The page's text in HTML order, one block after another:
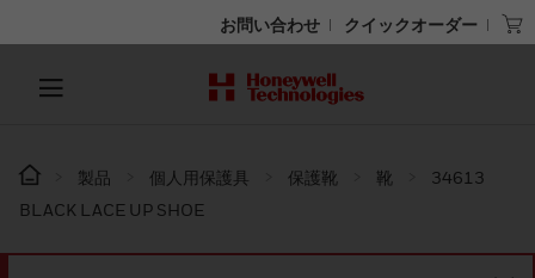
お問い合わせ クイックオーダー
製品 個人用保護具 保護靴 靴
34613
BLACK LACE UP SHOE